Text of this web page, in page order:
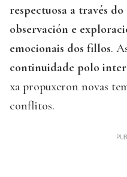
respectuosa a través
observación e
emocionais dos fillos.
continuidade polo
xa propuxeron novas
conflitos.